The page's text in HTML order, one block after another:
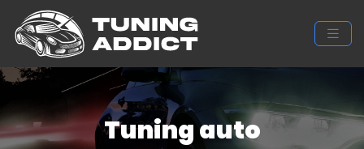
Tuning auto